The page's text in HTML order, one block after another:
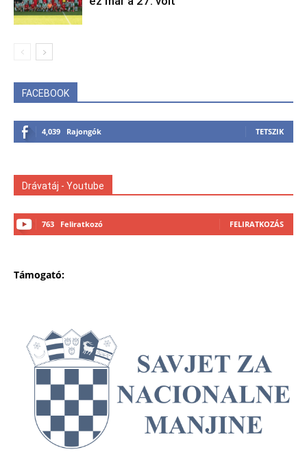
FACEBOOK
4,039 Rajongók TETSZIK
Drávatáj - Youtube
763 Feliratkozó FELIRATKOZÁS
Támogató: